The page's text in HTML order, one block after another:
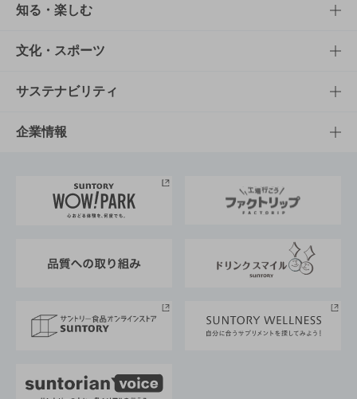
商品TOP
商品一覧
商品発売情報
栄養成分一覧
知る・楽しむ
知る・楽しむTOP
キャンペーン
工場見学
地域情報
文化・スポーツ
文化・スポーツTOP
サントリーホール
サントリーサンバーズ大阪
サステナビリティ
サステナビリティTOP
サントリーが考えるサステナビリティ経営
企業情報
企業概要
採用情報